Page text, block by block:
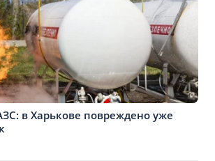
в Харькове повреждено уже